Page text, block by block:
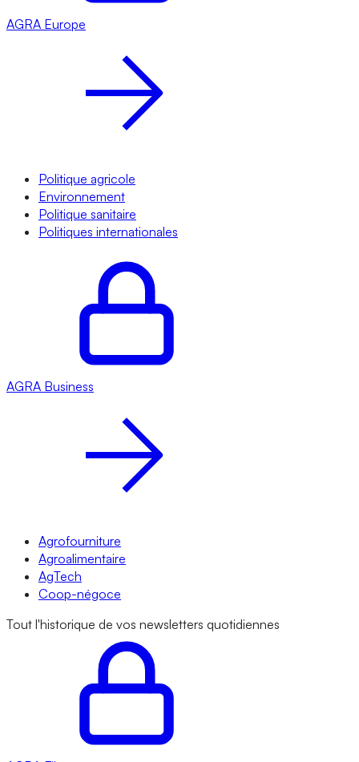
AGRA Europe
Politique agricole
Environnement
Politique sanitaire
Politiques internationales
AGRA Business
Agrofourniture
Agroalimentaire
AgTech
Coop-négoce
Tout l'historique de vos newsletters quotidiennes